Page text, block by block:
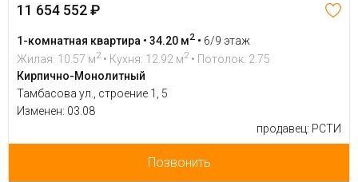
11 654 552 ₽
1-комнатная квартира • 34.20 м2 • 6/9 этаж
Жилая: 10.57 м2 • Кухня: 12.92 м2 • Потолок: 2.75
Кирпично-Монолитный
Тамбасова ул., строение 1, 5
Изменен: 03.08
продавец: РСТИ
Позвонить